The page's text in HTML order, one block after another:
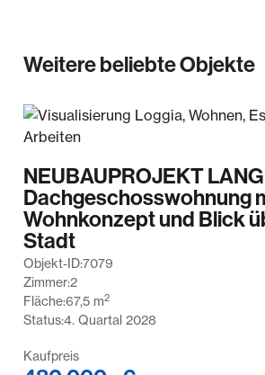
Verkäufer in gleicher Höhe
Weitere beliebte Objekte
NEUBAUPROJEKT
Dachgeschosswohnung
Wohnkonzept und Blick
Stadt
Objekt-ID:7079
Zimmer:2
Fläche:67,5 m2
Status:4. Quartal 2028
Kaufpreis